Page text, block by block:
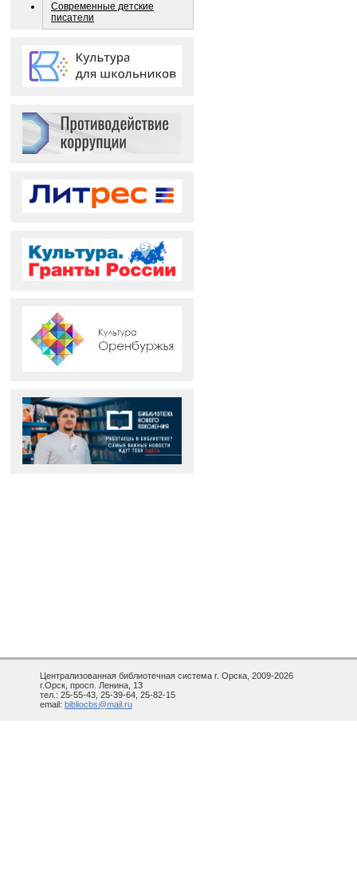
Современные детские
писатели
Централизованная библиотечная система г. Орска, 2009-2026
г.Орск, просп. Ленина, 13
тел.: 25-55-43, 25-39-64, 25-82-15
email: bibliocbs@mail.ru